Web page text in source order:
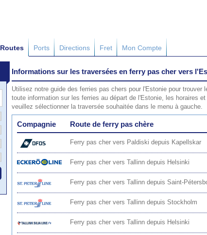
Routes Ports Directions Fret Mon Compte
Informations sur les traversées en ferry pas cher vers
Utilisez notre guide des ferries pas chers pour l'Estonie pour trouver
toute information sur les ferries au départ de l'Estonie, les horaires
veuillez sélectionner la traversée souhaitée dans le menu à gauche.
Compagnie Route de ferry pas chère
Ferry pas cher vers Paldiski depuis Kapellskar
Ferry pas cher vers Tallinn depuis Helsinki
Ferry pas cher vers Tallinn depuis Saint-
Ferry pas cher vers Tallinn depuis Stockholm
Ferry pas cher vers Tallinn depuis Helsinki